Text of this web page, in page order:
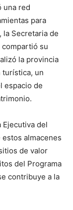
una red
para
la Secretaria de
compartió su
la provincia
turística, un
espacio de
Ejecutiva del
almacenes
de valor
del Programa
contribuye a la